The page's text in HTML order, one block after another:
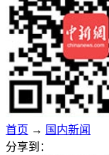
首页 → 国内新闻
分享到：